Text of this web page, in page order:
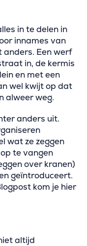
in te delen in
innames van
anders. Een werf
in, de kermis
en met een
wel kwijt op dat
alweer weg.
anders uit.
wat ze zeggen
te vangen
over kranen)
geïntroduceert.
kom je hier
altijd